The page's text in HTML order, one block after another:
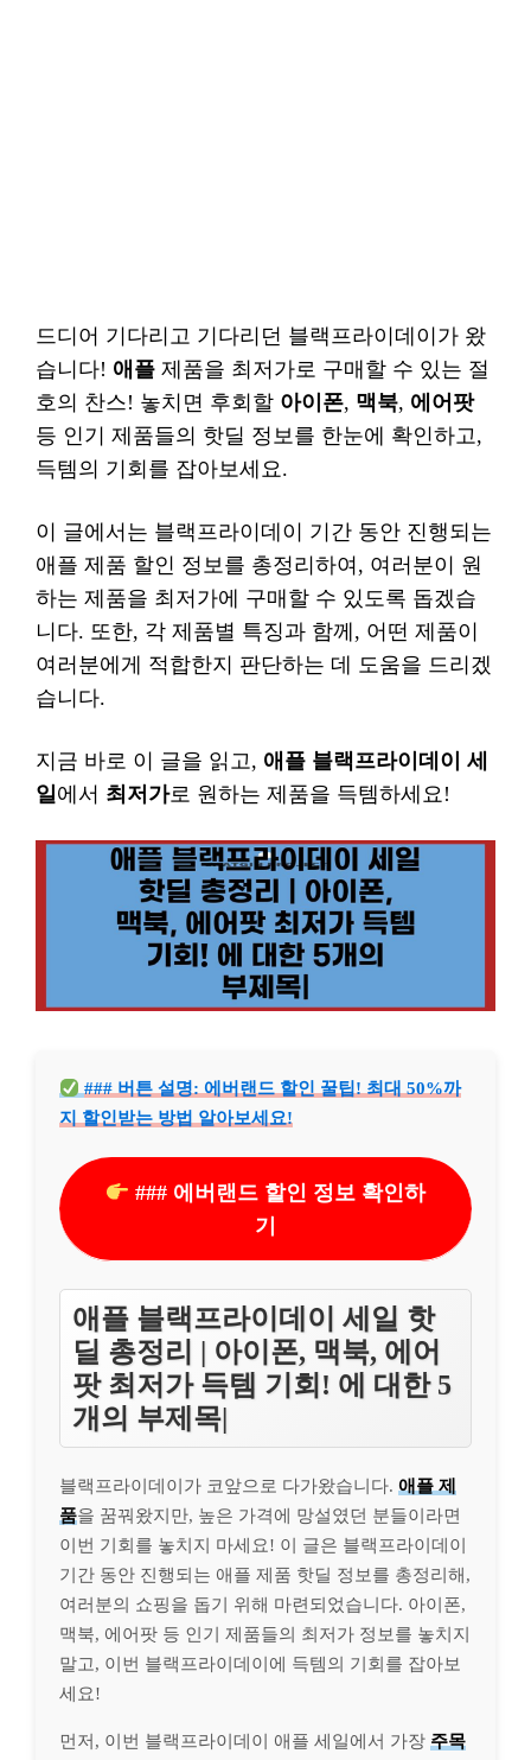
드디어 기다리고 기다리던 블랙프라이데이가 왔
습니다! 애플 제품을 최저가로 구매할 수 있는 절
호의 찬스! 놓치면 후회할 아이폰, 맥북, 에어팟
등 인기 제품들의 핫딜 정보를 한눈에 확인하고,
득템의 기회를 잡아보세요.
이 글에서는 블랙프라이데이 기간 동안 진행되는
애플 제품 할인 정보를 총정리하여, 여러분이 원
하는 제품을 최저가에 구매할 수 있도록 돕겠습
니다. 또한, 각 제품별 특징과 함께, 어떤 제품이
여러분에게 적합한지 판단하는 데 도움을 드리겠
습니다.
지금 바로 이 글을 읽고, 애플 블랙프라이데이 세
일에서 최저가로 원하는 제품을 득템하세요!
### 버튼 설명: 에버랜드 할인 꿀팁! 최대 50%까
지 할인받는 방법 알아보세요!
### 에버랜드 할인 정보 확인하
기
애플 블랙프라이데이 세일 핫
딜 총정리 | 아이폰, 맥북, 에어
팟 최저가 득템 기회! 에 대한 5
개의 부제목|
블랙프라이데이가 코앞으로 다가왔습니다. 애플 제
품을 꿈꿔왔지만, 높은 가격에 망설였던 분들이라면
이번 기회를 놓치지 마세요! 이 글은 블랙프라이데이
기간 동안 진행되는 애플 제품 핫딜 정보를 총정리해,
여러분의 쇼핑을 돕기 위해 마련되었습니다. 아이폰,
맥북, 에어팟 등 인기 제품들의 최저가 정보를 놓치지
말고, 이번 블랙프라이데이에 득템의 기회를 잡아보
세요!
먼저, 이번 블랙프라이데이 애플 세일에서 가장 주목